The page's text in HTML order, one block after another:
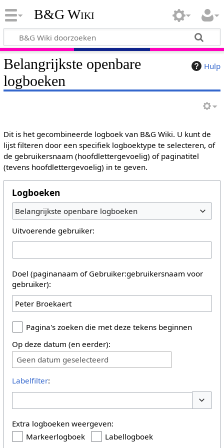
B&G Wiki
Hulp
Belangrijkste openbare
logboeken
Dit is het gecombineerde logboek van B&G Wiki. U kunt de
lijst filteren door een specifiek logboektype te selecteren, of
de gebruikersnaam (hoofdlettergevoelig) of paginatitel
(tevens hoofdlettergevoelig) in te geven.
Logboeken
Belangrijkste openbare logboeken
Uitvoerende gebruiker:
Doel (paginanaam of Gebruiker:gebruikersnaam voor
gebruiker):
Pagina's zoeken die met deze tekens beginnen
Op deze datum (en eerder):
Geen datum geselecteerd
Labelfilter:
Extra logboeken weergeven:
Markeerlogboek
Labellogboek